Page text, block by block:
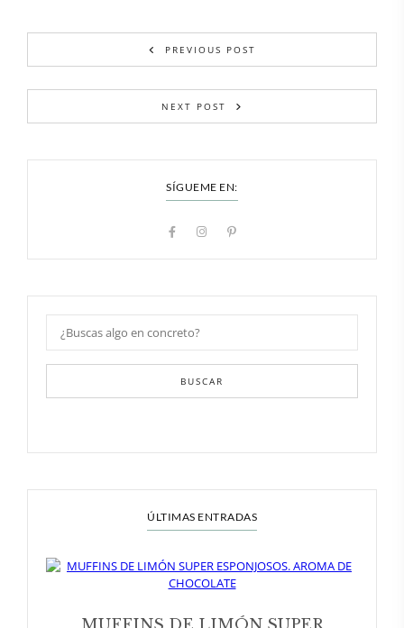
PREVIOUS POST
NEXT POST
SÍGUEME EN:
BUSCAR
ÚLTIMAS ENTRADAS